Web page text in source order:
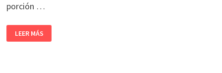
porción …
LEER MÁS